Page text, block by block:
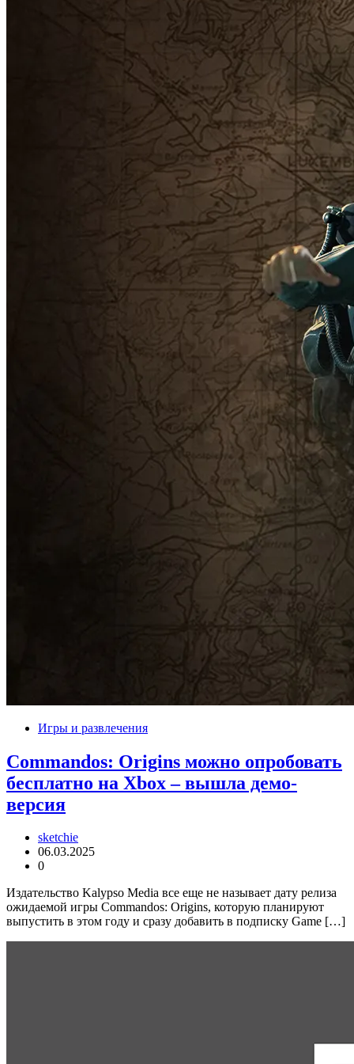
Игры и развлечения
Commandos: Origins можно опробовать
бесплатно на Xbox – вышла демо-
версия
sketchie
06.03.2025
0
Издательство Kalypso Media все еще не называет дату релиза
ожидаемой игры Commandos: Origins, которую планируют
выпустить в этом году и сразу добавить в подписку Game […]